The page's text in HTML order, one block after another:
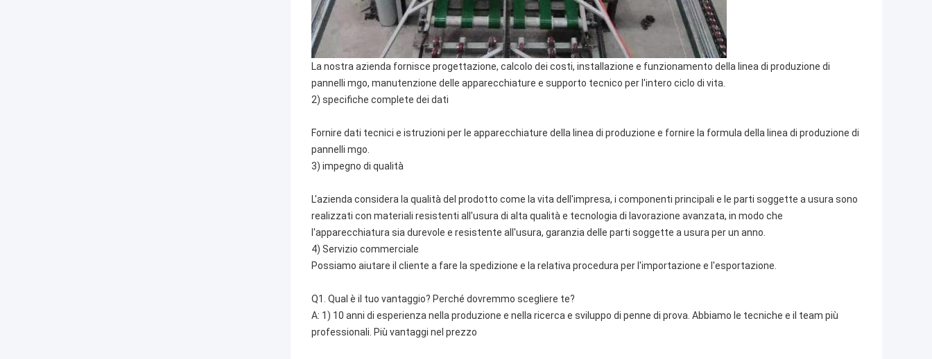
La nostra azienda fornisce progettazione, calcolo dei costi, installazione e funzionamento della linea di produzione di
pannelli mgo, manutenzione delle apparecchiature e supporto tecnico per l'intero ciclo di vita.
2) specifiche complete dei dati
Fornire dati tecnici e istruzioni per le apparecchiature della linea di produzione e fornire la formula della linea di produzione di
pannelli mgo.
3) impegno di qualità
L'azienda considera la qualità del prodotto come la vita dell'impresa, i componenti principali e le parti soggette a usura sono
realizzati con materiali resistenti all'usura di alta qualità e tecnologia di lavorazione avanzata, in modo che
l'apparecchiatura sia durevole e resistente all'usura, garanzia delle parti soggette a usura per un anno.
4) Servizio commerciale
Possiamo aiutare il cliente a fare la spedizione e la relativa procedura per l'importazione e l'esportazione.
Q1. Qual è il tuo vantaggio? Perché dovremmo scegliere te?
A: 1) 10 anni di esperienza nella produzione e nella ricerca e sviluppo di penne di prova. Abbiamo le tecniche e il team più
professionali. Più vantaggi nel prezzo